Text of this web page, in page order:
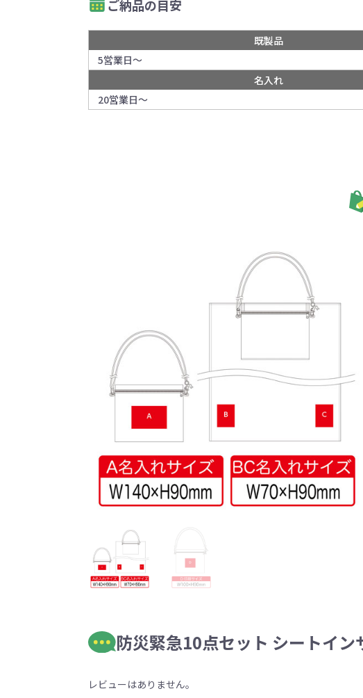
ご納品の目安
既製品
5営業日～
名入れ
20営業日～
防災緊急10点セット シートイ
レビューはありません。